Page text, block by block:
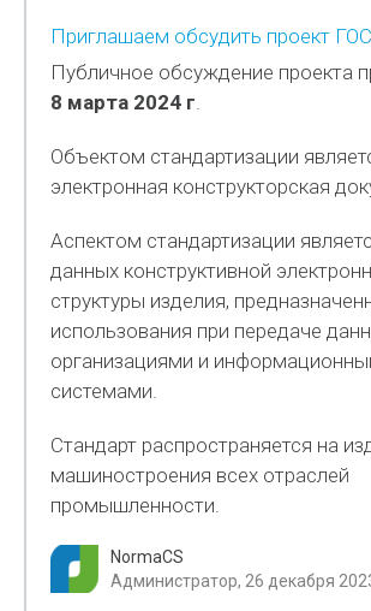
Приглашаем обсудить проект
Публичное обсуждение проекта
8 марта 2024 г.
Объектом стандартизации
электронная конструкторская
Аспектом стандартизации
данных конструктивной
структуры изделия,
использования при передаче
организациями и
системами.
Стандарт распространяется на
машиностроения всех отраслей
промышленности.
NormaCS
Администратор, 26 декабря